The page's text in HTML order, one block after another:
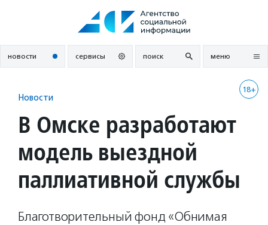
новости сервисы поиск меню
18+
Новости
В Омске разработают
модель выездной
паллиативной службы
Благотворительный фонд «Обнимая